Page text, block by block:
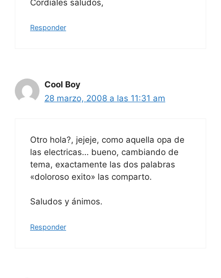
Cordiales saludos,
Responder
Cool Boy
28 marzo, 2008 a las 11:31 am
Otro hola?, jejeje, como aquella opa de
las electricas… bueno, cambiando de
tema, exactamente las dos palabras
«doloroso exito» las comparto.
Saludos y ánimos.
Responder